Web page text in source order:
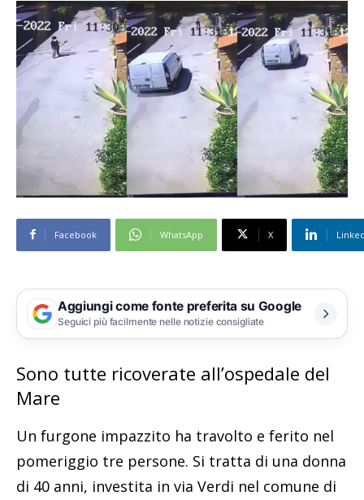
Facebook WhatsApp X
Aggiungi come fonte preferita su Google
Seguici più facilmente nelle notizie consigliate
Sono tutte ricoverate all’ospedale del
Mare
Un furgone impazzito ha travolto e ferito nel
pomeriggio tre persone. Si tratta di una donna
di 40 anni, investita in via Verdi nel comune di